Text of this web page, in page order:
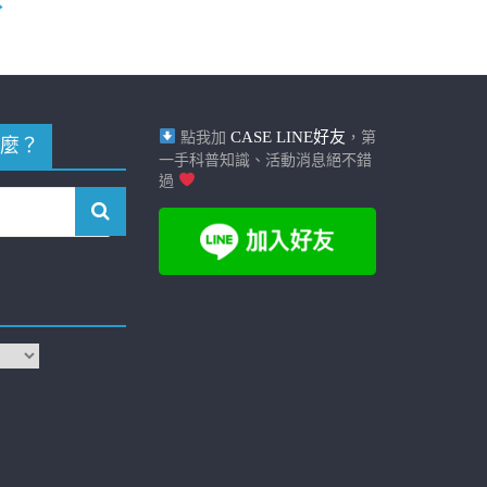
？ 點我加 CASE LINE好友 ，第
一手科普知識、活動消息絕不錯
過